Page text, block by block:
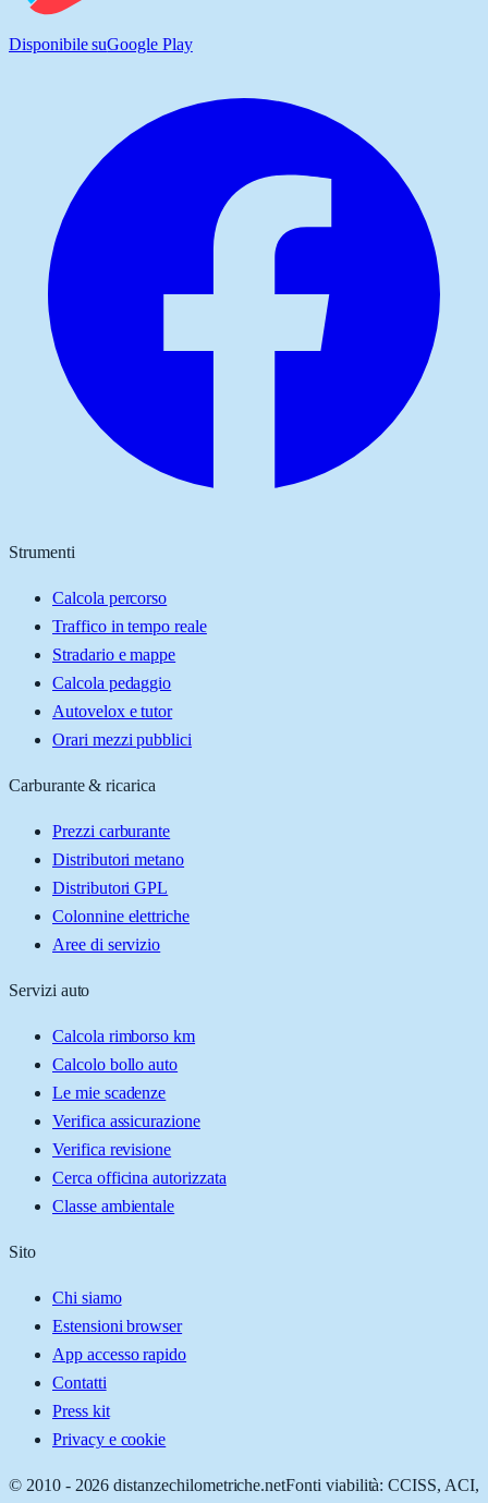
Disponibile suGoogle Play
Strumenti
Calcola percorso
Traffico in tempo reale
Stradario e mappe
Calcola pedaggio
Autovelox e tutor
Orari mezzi pubblici
Carburante & ricarica
Prezzi carburante
Distributori metano
Distributori GPL
Colonnine elettriche
Aree di servizio
Servizi auto
Calcola rimborso km
Calcolo bollo auto
Le mie scadenze
Verifica assicurazione
Verifica revisione
Cerca officina autorizzata
Classe ambientale
Sito
Chi siamo
Estensioni browser
App accesso rapido
Contatti
Press kit
Privacy e cookie
© 2010 - 2026 distanzechilometriche.netFonti viabilità: CCISS, ACI,